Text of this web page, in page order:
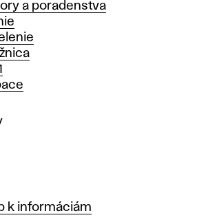
a poradenstva
k informáciám